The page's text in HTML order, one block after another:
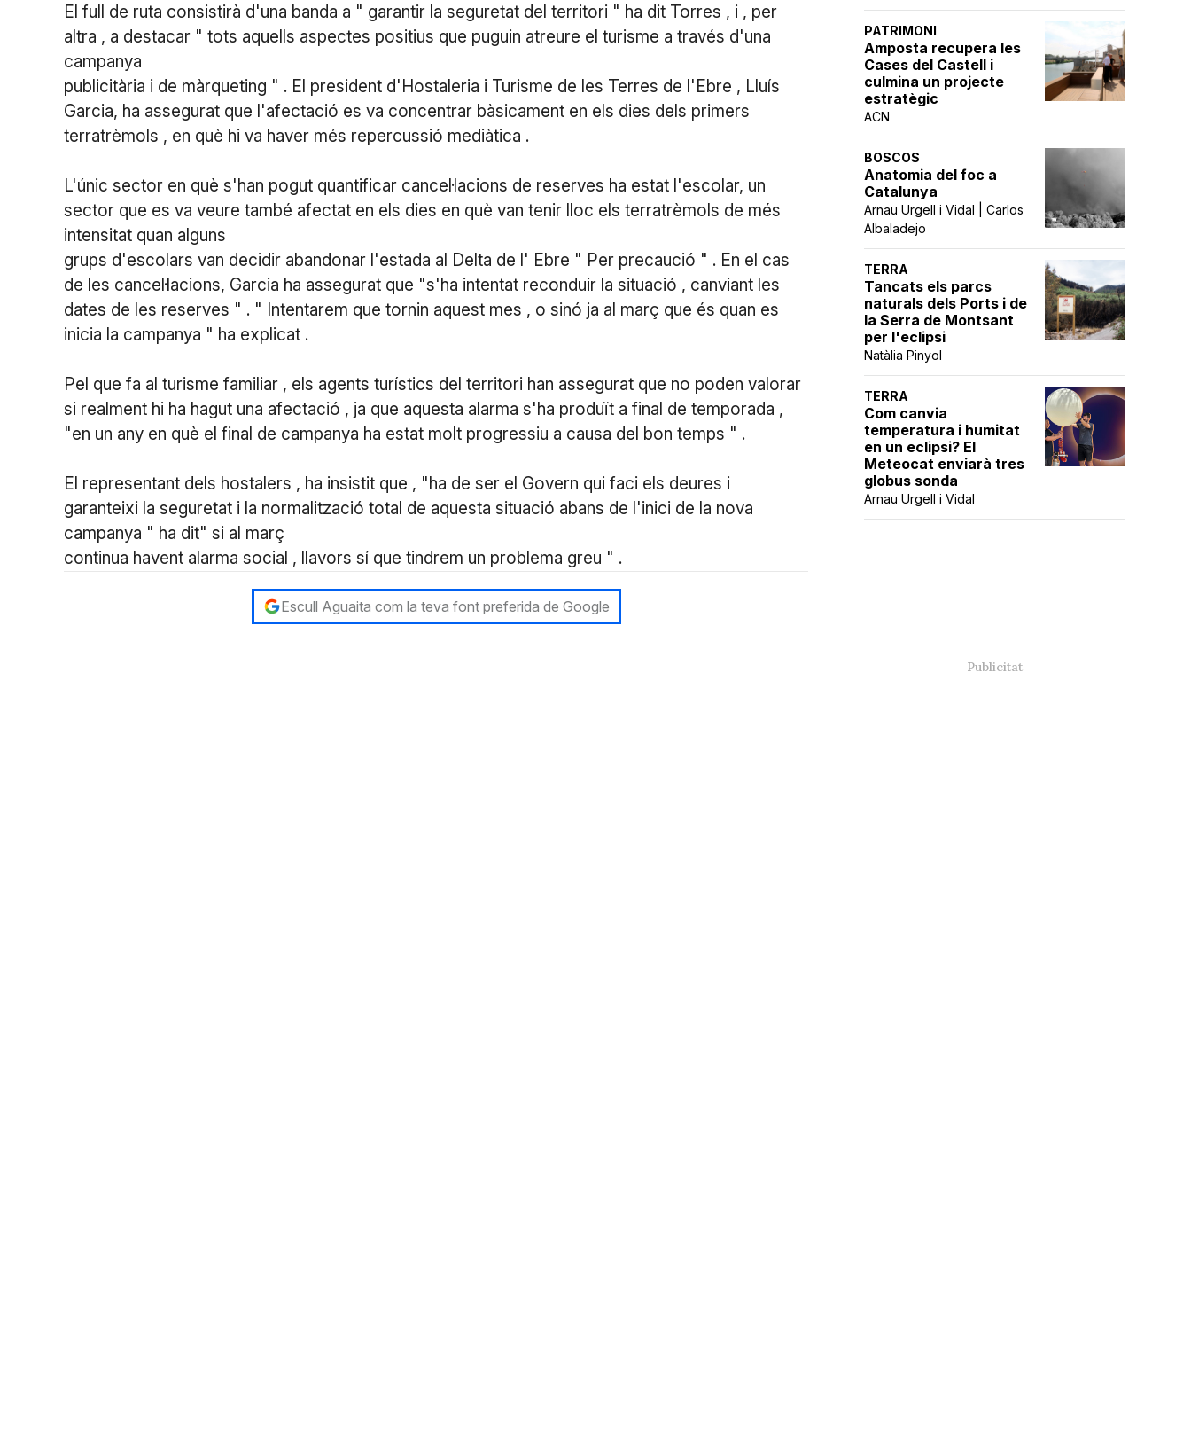
PATRIMONI
Amposta recupera les
Cases del Castell i
culmina un projecte
estratègic
ACN
BOSCOS
Anatomia del foc a
Catalunya
Arnau Urgell i Vidal | Carlos
Albaladejo
TERRA
Tancats els parcs
naturals dels Ports i de
la Serra de Montsant
per l'eclipsi
Natàlia Pinyol
TERRA
Com canvia
temperatura i humitat
en un eclipsi? El
Meteocat enviarà tres
globus sonda
Arnau Urgell i Vidal
El full de ruta consistirà d'una banda a " garantir la seguretat del territori " ha dit Torres , i , per
altra , a destacar " tots aquells aspectes positius que puguin atreure el turisme a través d'una
campanya
publicitària i de màrqueting " . El president d'Hostaleria i Turisme de les Terres de l'Ebre , Lluís
Garcia, ha assegurat que l'afectació es va concentrar bàsicament en els dies dels primers
terratrèmols , en què hi va haver més repercussió mediàtica .
L'únic sector en què s'han pogut quantificar cancel·lacions de reserves ha estat l'escolar, un
sector que es va veure també afectat en els dies en què van tenir lloc els terratrèmols de més
intensitat quan alguns
grups d'escolars van decidir abandonar l'estada al Delta de l' Ebre " Per precaució " . En el cas
de les cancel·lacions, Garcia ha assegurat que "s'ha intentat reconduir la situació , canviant les
dates de les reserves " . " Intentarem que tornin aquest mes , o sinó ja al març que és quan es
inicia la campanya " ha explicat .
Pel que fa al turisme familiar , els agents turístics del territori han assegurat que no poden valorar
si realment hi ha hagut una afectació , ja que aquesta alarma s'ha produït a final de temporada ,
"en un any en què el final de campanya ha estat molt progressiu a causa del bon temps " .
El representant dels hostalers , ha insistit que , "ha de ser el Govern qui faci els deures i
garanteixi la seguretat i la normalització total de aquesta situació abans de l'inici de la nova
campanya " ha dit" si al març
continua havent alarma social , llavors sí que tindrem un problema greu " .
Escull Aguaita com la teva font preferida de Google